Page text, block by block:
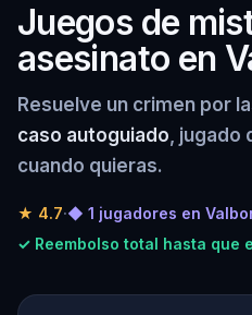
Juegos de
asesinato en
Resuelve un crimen por
caso autoguiado, jugado
cuando quieras.
★ 4.7·◆ 1 jugadores en
✓ Reembolso total hasta que